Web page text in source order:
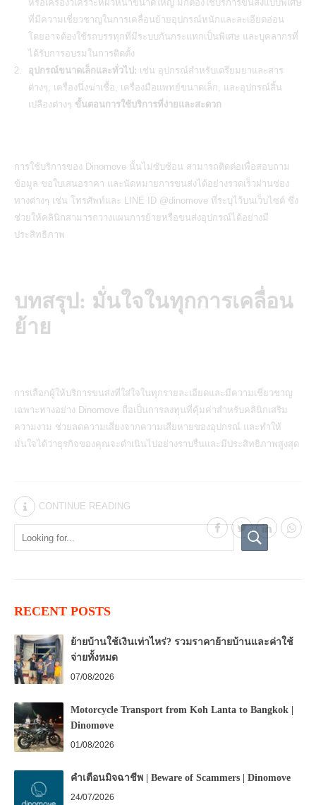
หรือเครื่องวิเคราะห์ผิวหน้าขนาดใหญ่ มักต้องใช้บริการขนส่งแบบพิเศษ
ที่มีความเชี่ยวชาญในการเคลื่อนย้ายอุปกรณ์หนักและละเอียดอ่อน
โดยอาจต้องใช้รถบรรทุกที่มีระบบกันกระแทกเป็นพิเศษ และบุคลากรที่
ได้รับการอบรมในการติดตั้ง
อุปกรณ์ขนาดเล็กและทั่วไป: เช่น อุปกรณ์สำหรับเตรียมยาและสาร
ต่างๆ, เครื่องนึ่งฆ่าเชื้อ, เครื่องมือแพทย์ขนาดเล็ก, และอุปกรณ์สิ้น
เปลืองต่างๆ ขั้นตอนการใช้บริการที่ง่ายและสะดวก
การใช้บริการของ Dinomove นั้นไม่ซับซ้อน สามารถติดต่อเพื่อสอบถาม
ข้อมูล ขอใบเสนอราคา และนัดหมายการขนส่งได้อย่างรวดเร็วผ่านช่อง
ทางต่างๆ เช่น โทรศัพท์และ LINE ID @dinomove ที่ระบุไว้บนเว็บไซต์ ซึ่ง
ช่วยให้คลินิกสามารถวางแผนการย้ายหรือขนส่งอุปกรณ์ได้อย่างมี
ประสิทธิภาพ
บทสรุป: มั่นใจในทุกการเคลื่อน
ย้าย
การเลือกผู้ให้บริการขนส่งที่ใส่ใจในทุกรายละเอียดและมีความเชี่ยวชาญ
เฉพาะทางอย่าง Dinomove ถือเป็นการลงทุนที่คุ้มค่าสำหรับคลินิกเสริม
ความงาม ช่วยลดความเสี่ยงจากความเสียหายของอุปกรณ์ และทำให้
มั่นใจได้ว่าธุรกิจของคุณจะดำเนินไปอย่างราบรื่นและมีประสิทธิภาพสูงสุด
CONTINUE READING
RECENT POSTS
ย้ายบ้านใช้เงินเท่าไหร่? รวมราคาย้ายบ้านและค่าใช้
จ่ายทั้งหมด
07/08/2026
Motorcycle Transport from Koh Lanta to Bangkok |
Dinomove
01/08/2026
คำเตือนมิจฉาชีพ | Beware of Scammers | Dinomove
24/07/2026